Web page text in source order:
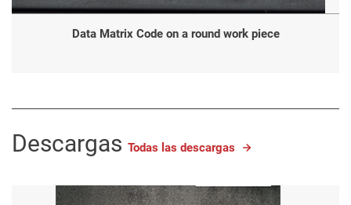
Data Matrix Code on a round work piece
Descargas Todas las descargas